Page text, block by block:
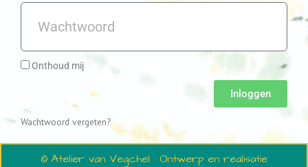
Onthoud mij
Inloggen
Wachtwoord vergeten?
© Atelier van Vegchel · Ontwerp en realisatie